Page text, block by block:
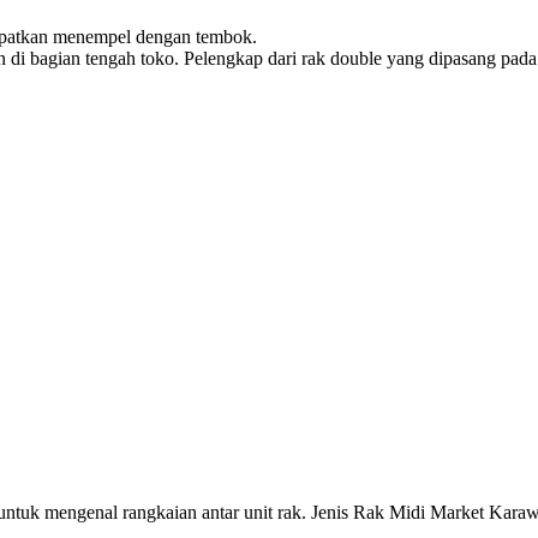
menempel dengan tembok.
bagian tengah toko. Pelengkap dari rak double yang dipasang
mengenal rangkaian antar unit rak. Jenis Rak Midi Market